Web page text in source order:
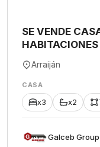
SE VENDE
Arraiján
CASA
x3 x2